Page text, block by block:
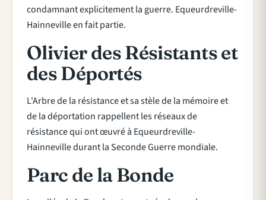
condamnant explicitement la guerre. Equeurdreville-
Hainneville en fait partie.
Olivier des Résistants et
des Déportés
L'Arbre de la résistance et sa stèle de la mémoire et
de la déportation rappellent les réseaux de
résistance qui ont œuvré à Equeurdreville-
Hainneville durant la Seconde Guerre mondiale.
Parc de la Bonde